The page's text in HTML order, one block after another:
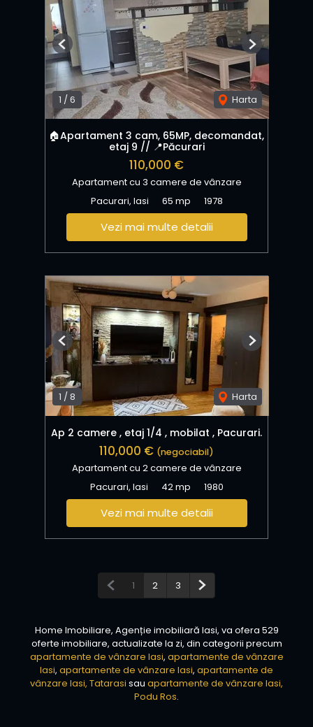
1 / 6 Harta
Previous Next
🏠Apartament 3 cam, 65MP, decomandat,
etaj 9 // 📍Păcurari
110,000 €
Apartament cu 3 camere de vânzare
Pacurari, Iasi
65 mp 1978
Vezi mai multe detalii
1 /8 Harta
Previous Next
Ap 2 camere , etaj 1/4 , mobilat , Pacurari.
110,000 € (negociabil)
Apartament cu 2 camere de vânzare
Pacurari, Iasi
42 mp 1980
Vezi mai multe detalii
Pagina anterioară
1 2 3 Pagina următoare
Home Imobiliare, Agenție imobiliară Iasi, va ofera 529
oferte imobiliare, actualizate la zi, din categorii precum
apartamente de vânzare Iasi, apartamente de vânzare
Iasi, apartamente de vânzare Iasi, apartamente de
vânzare Iasi, Tatarasi sau apartamente de vânzare Iasi,
Podu Ros.